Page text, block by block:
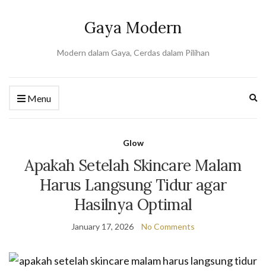
Gaya Modern
Modern dalam Gaya, Cerdas dalam Pilihan
Menu
Glow
Apakah Setelah Skincare Malam
Harus Langsung Tidur agar
Hasilnya Optimal
January 17, 2026 No Comments